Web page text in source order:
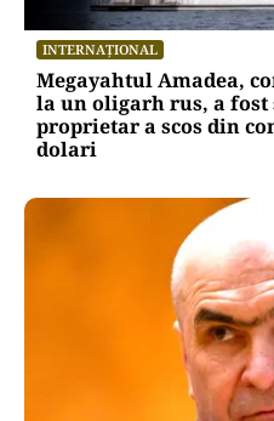
INTERNAȚIONAL
Megayahtul Amadea,
la un oligarh rus, a fost
proprietar a scos din
dolari